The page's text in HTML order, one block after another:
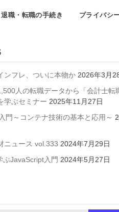
退職・転職の手続き プライバシ
ンフレ、ついに本物か 2026年3月
人の転職データから「会計士転
学ぶセミナー 2025年11月27日
門～コンテナ技術の基本と応用～
ニュース vol.333 2024年7月29日
ぶJavaScript入門 2024年5月27日